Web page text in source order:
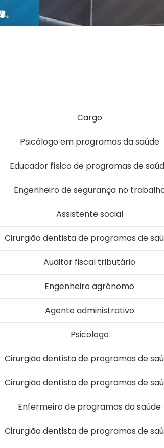
Cargo
Psicólogo em programas da saúde
Educador físico de programas de
Engenheiro de segurança no
Assistente social
Cirurgião dentista de programas de
Auditor fiscal tributário
Engenheiro agrônomo
Agente administrativo
Psicologo
Cirurgião dentista de programas de
Cirurgião dentista de programas de
Enfermeiro de programas da saúde
Cirurgião dentista de programas de